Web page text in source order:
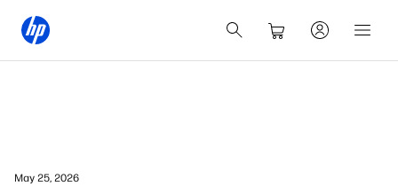
May 25, 2026